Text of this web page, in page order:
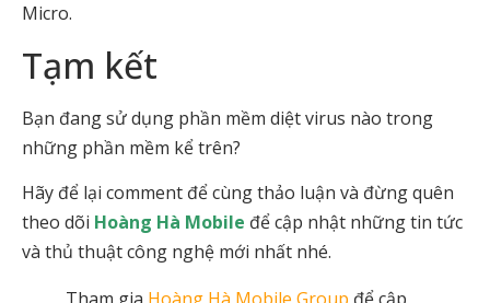
Micro.
Tạm kết
Bạn đang sử dụng phần mềm diệt virus nào trong
những phần mềm kể trên?
Hãy để lại comment để cùng thảo luận và đừng quên
theo dõi Hoàng Hà Mobile để cập nhật những tin tức
và thủ thuật công nghệ mới nhất nhé.